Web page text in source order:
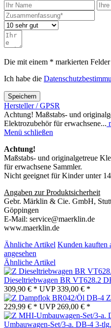
Die mit einem * markierten
Ich habe die
Speichern
Hersteller / GPSR
Achtung! Maßstabs- und
Elektrozubehör für erwachsene...
Menü schließen
Achtung!
Maßstabs- und originalgetreue
für erwachsene Sammler.
Nicht geeignet für Kinder unter 14
Angaben zur Produktsicherheit
Gebr. Märklin & Cie. GmbH,
Göppingen
E-Mail: service@maerklin.de
www.maerklin.de
Ähnliche Artikel Kunden kauften
angesehen
Ähnliche Artikel
Dieseltriebwagen BR VT628.2
309,90 € * UVP339,00 € *
229,99 € * UVP 269,00 € *
Umbauwagen-Set/3-a. DB-4 3-tlg.